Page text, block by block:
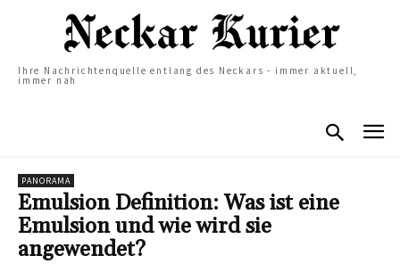
Ihre Nachrichtenquelle entlang des Neckars - immer aktuell,
immer nah
PANORAMA
Emulsion Definition: Was ist eine
Emulsion und wie wird sie
angewendet?